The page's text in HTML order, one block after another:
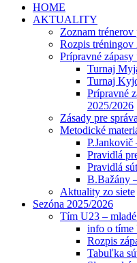
HOME
AKTUALITY
Zoznam trénerov
Rozpis tréningov
Prípravné
Turnaj
Turnaj
Prípravné
2025/2026
Zásady pre
Metodické
Pravidlá
Pravidlá
B.Bažány
Aktuality zo siete
Sezóna 2025/2026
Tím U23 –
info o tíme
Rozpis
Tabuľka